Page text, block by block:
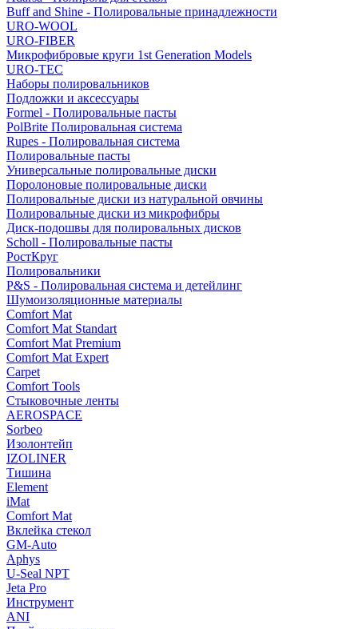
Buff and Shine - Полировальные принадлежности
URO-WOOL
URO-FIBER
Микрофибровые круги 1st Generation Models
URO-TEC
Наборы полировальников
Подложки и аксессуары
Formel - Полировальные пасты
PolBrite Полировальная система
Rupes - Полировальная система
Полировальные пасты
Универсальные полировальные диски
Поролоновые полировальные диски
Полировальные диски из натуральной овчины
Полировальные диски из микрофибры
Диск-подошвы для полировальных дисков
Scholl - Полировальные пасты
РостКруг
Полировальники
P&S - Полировальная система и детейлинг
Шумоизоляционные материалы
Comfort Mat
Comfort Mat Standart
Comfort Mat Premium
Comfort Mat Expert
Carpet
Comfort Tools
Стыковочные ленты
AEROSPACE
Sorbeo
Изолонтейп
IZOLINER
Тишина
Element
iMat
Comfort Mat
Вклейка стекол
GM-Auto
Aphys
U-Seal NPT
Jeta Pro
Инструмент
ANI